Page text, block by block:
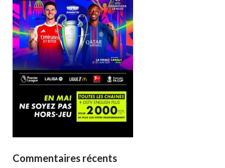
Commentaires récents